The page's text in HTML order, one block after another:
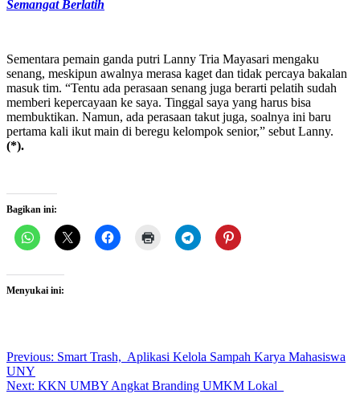
Semangat Berlatih
Sementara pemain ganda putri Lanny Tria Mayasari mengaku
senang, meskipun awalnya merasa kaget dan tidak percaya bakalan
masuk tim. “Tentu ada perasaan senang juga berarti pelatih sudah
memberi kepercayaan ke saya. Tinggal saya yang harus bisa
membuktikan. Namun, ada perasaan takut juga, soalnya ini baru
pertama kali ikut main di beregu kelompok senior,” sebut Lanny.
(*).
Bagikan ini:
Menyukai ini:
Post
navigation
Previous: Smart Trash, Aplikasi Kelola Sampah Karya Mahasiswa
UNY
Next: KKN UMBY Angkat Branding UMKM Lokal